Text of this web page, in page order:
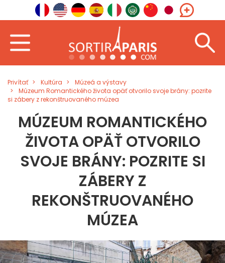
Privítať Kultúra
Múzeá a výstavy
Múzeum Romantického života opäť otvorilo svoje brány: pozrite
si zábery z rekonštruovaného múzea
MÚZEUM ROMANTICKÉHO
ŽIVOTA OPÄŤ OTVORILO
SVOJE BRÁNY: POZRITE SI
ZÁBERY Z
REKONŠTRUOVANÉHO
MÚZEA